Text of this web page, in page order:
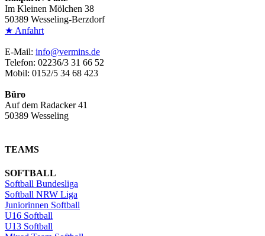
Im Kleinen Mölchen 38
50389 Wesseling-Berzdorf
★ Anfahrt
E-Mail: info@vermins.de
Telefon: 02236/3 31 66 52
Mobil: 0152/5 34 68 423
Büro
Auf dem Radacker 41
50389 Wesseling
TEAMS
SOFTBALL
Softball Bundesliga
Softball NRW Liga
Juniorinnen Softball
U16 Softball
U13 Softball